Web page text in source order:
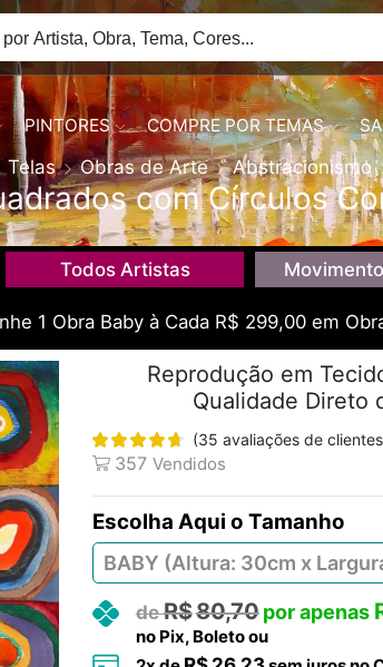
PINTORES COMPRE POR TEMAS
Telas Obras de Arte Abstracionismo
com Círculos
Todos Artistas
1 Obra Baby à Cada R$ 299,00 em
Reprodução em
Qualidade Direto
(35 avaliações de
357 Vendidos
Tamanho
R$80,70
no Pix, Boleto ou